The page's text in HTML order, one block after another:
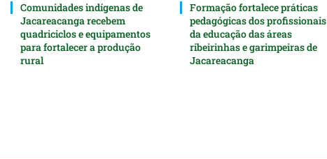
Comunidades indígenas de
Jacareacanga recebem
quadriciclos e equipamentos
para fortalecer a produção
rural
Formação fortalece práticas
pedagógicas dos profissionais
da educação das áreas
ribeirinhas e garimpeiras de
Jacareacanga